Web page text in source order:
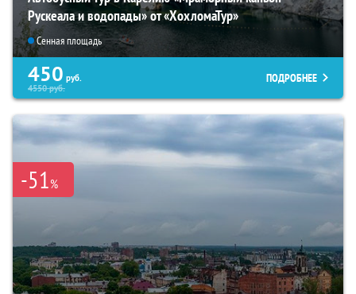
Рускеала и водопады» от «ХохломаТур»
Сенная площадь
450 руб.
4550руб.
ПОДРОБНЕЕ
-51%